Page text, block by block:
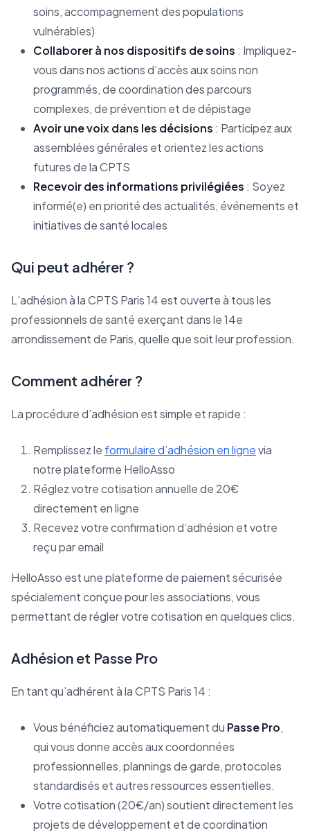
soins, accompagnement des populations
vulnérables)
Collaborer à nos dispositifs de soins : Impliquez-
vous dans nos actions d’accès aux soins non
programmés, de coordination des parcours
complexes, de prévention et de dépistage
Avoir une voix dans les décisions : Participez aux
assemblées générales et orientez les actions
futures de la CPTS
Recevoir des informations privilégiées : Soyez
informé(e) en priorité des actualités, événements et
initiatives de santé locales
Qui peut adhérer ?
L’adhésion à la CPTS Paris 14 est ouverte à tous les
professionnels de santé exerçant dans le 14e
arrondissement de Paris, quelle que soit leur profession.
Comment adhérer ?
La procédure d’adhésion est simple et rapide :
Remplissez le formulaire d’adhésion en lignevia
notre plateforme HelloAsso
Réglez votre cotisation annuelle de 20€
directement en ligne
Recevez votre confirmation d’adhésion et votre
reçu par email
HelloAsso est une plateforme de paiement sécurisée
spécialement conçue pour les associations, vous
permettant de régler votre cotisation en quelques clics.
Adhésion et Passe Pro
En tant qu’adhérent à la CPTS Paris 14 :
Vous bénéficiez automatiquement du Passe Pro,
qui vous donne accès aux coordonnées
professionnelles, plannings de garde, protocoles
standardisés et autres ressources essentielles.
Votre cotisation (20€/an) soutient directement les
projets de développement et de coordination